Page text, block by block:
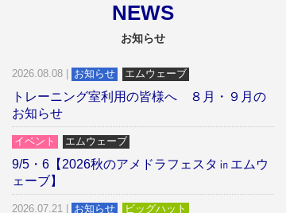
NEWS
お知らせ
2026.08.08 お知らせ エムウェーブ
トレーニング室利用の皆様へ ８月・９月の
お知らせ
イベント エムウェーブ
9/5・6【2026秋のアメドラフェスタ㏌エムウ
ェーブ】
2026.07.21 お知らせ ビッグハット